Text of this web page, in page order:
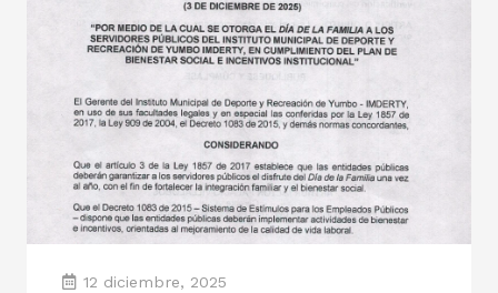
12 diciembre, 2025